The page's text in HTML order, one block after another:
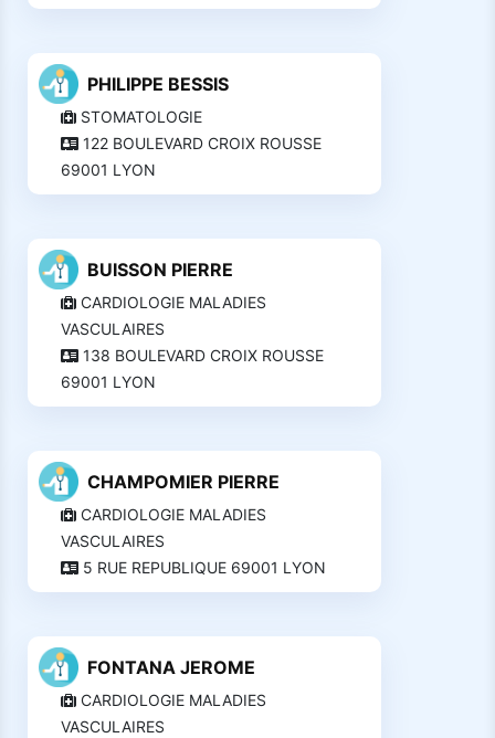
PHILIPPE BESSIS
STOMATOLOGIE
122 BOULEVARD CROIX ROUSSE
69001 LYON
BUISSON PIERRE
CARDIOLOGIE MALADIES
VASCULAIRES
138 BOULEVARD CROIX ROUSSE
69001 LYON
CHAMPOMIER PIERRE
CARDIOLOGIE MALADIES
VASCULAIRES
5 RUE REPUBLIQUE 69001 LYON
FONTANA JEROME
CARDIOLOGIE MALADIES
VASCULAIRES